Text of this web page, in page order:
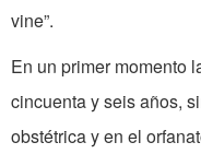
vine”.
En un primer momento
cincuenta y seis años,
obstétrica y en el